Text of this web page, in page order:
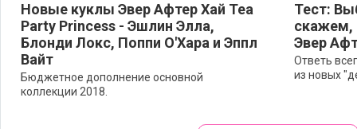
Новые куклы Эвер Афтер Хай Tea
Party Princess - Эшлин Элла,
Блонди Локс, Поппи О'Хара и Эппл
Вайт
Бюджетное дополнение основной
коллекции 2018.
Тест:
скажем,
Эвер
Ответь
из новых